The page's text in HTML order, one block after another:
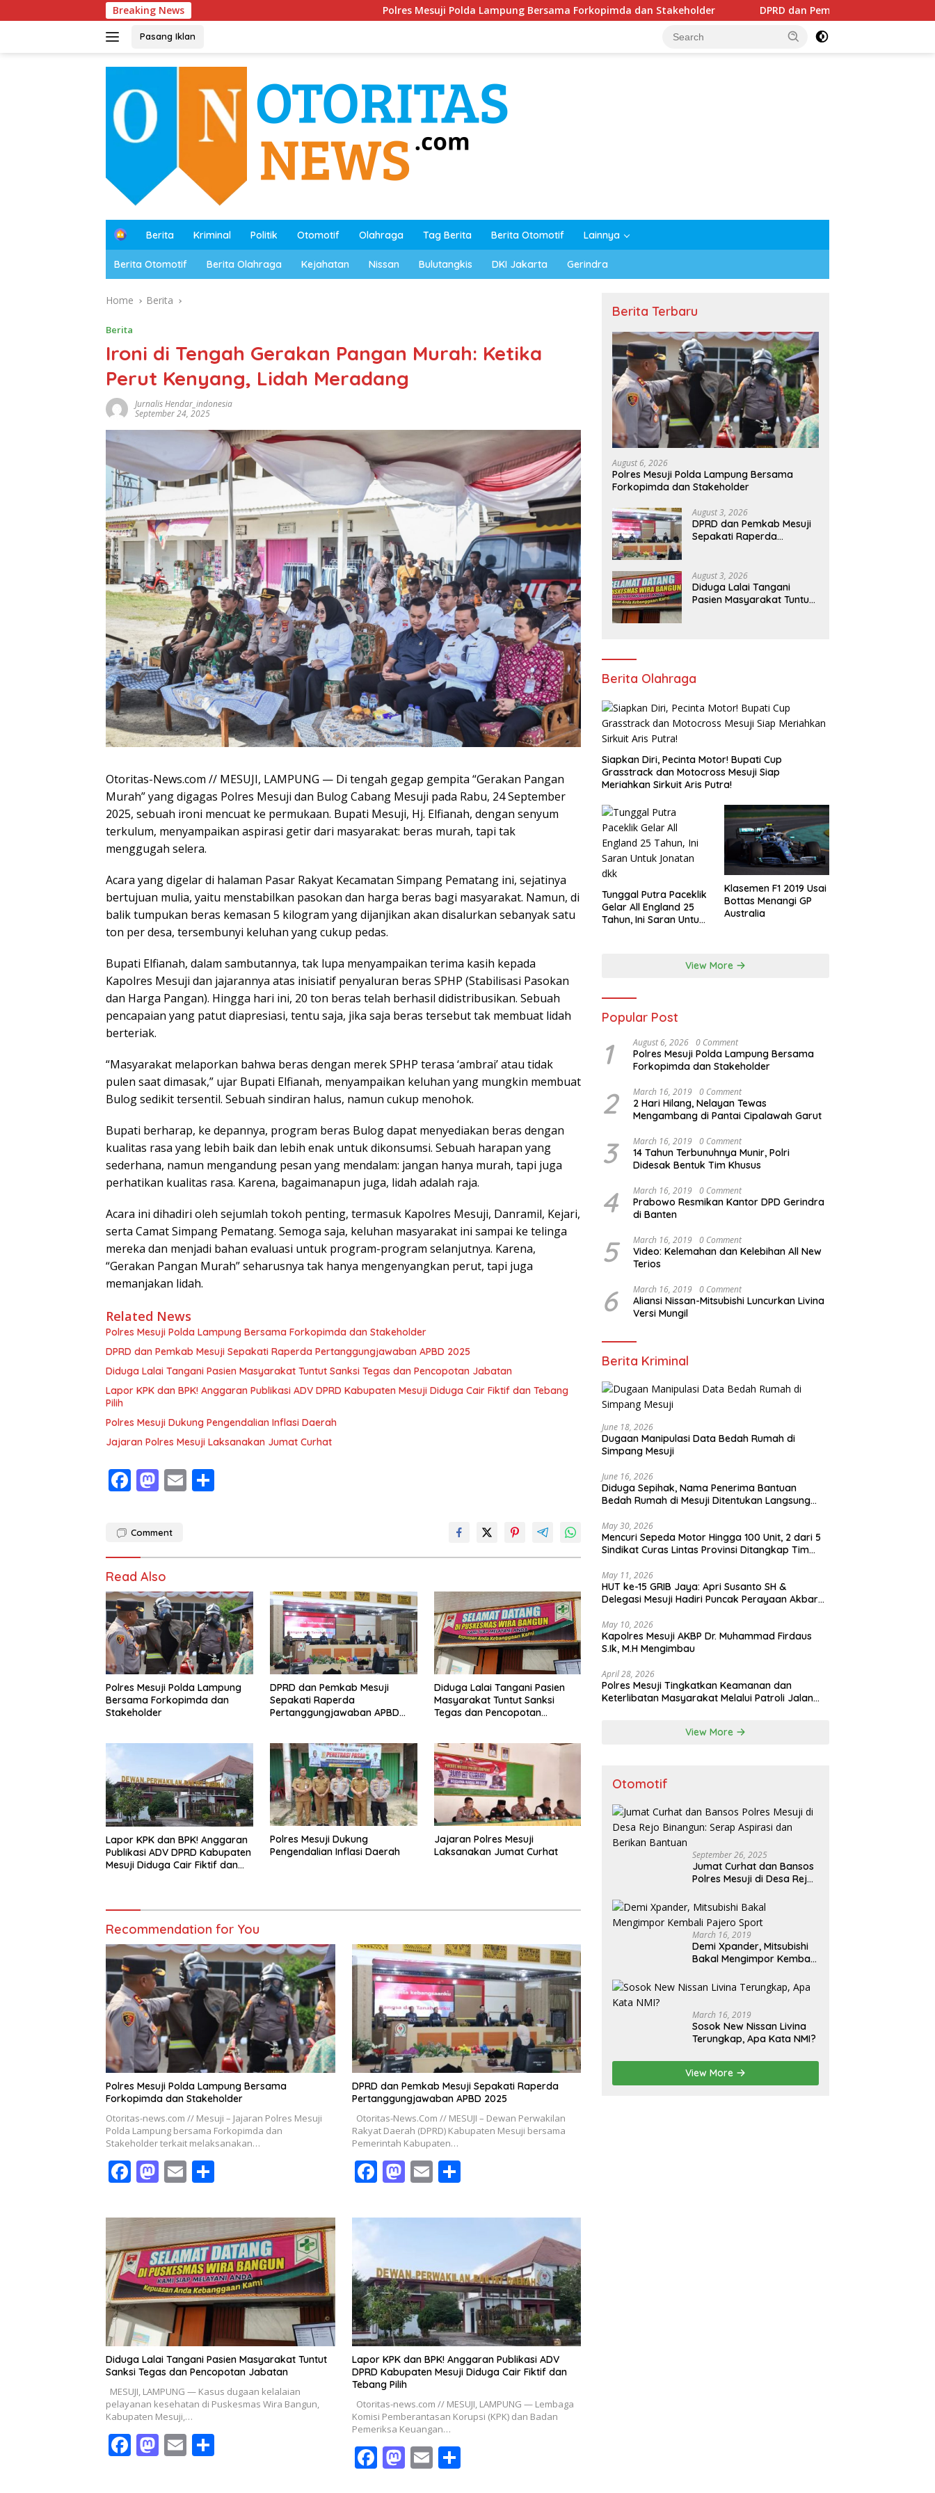
to
Breaking News Polres Mesuji Polda Lampung Bersama Forkopimda dan Stakeholder DPRD dan Pemkab Mesuji Sepakati Raperda
Pasang Iklan
B
a
d
Berita Kriminal Politik Otomotif Olahraga Tag Berita Berita Otomotif Lainnya
Berita Otomotif Berita Olahraga Kejahatan Nissan Bulutangkis DKI Jakarta Gerindra
Home Berita
Berita
Ironi di Tengah Gerakan Pangan Murah: Ketika
Perut Kenyang, Lidah Meradang
Jurnalis Hendar_indonesia
September 24, 2025
Otoritas-News.com // MESUJI, LAMPUNG — Di tengah gegap gempita “Gerakan Pangan
Murah” yang digagas Polres Mesuji dan Bulog Cabang Mesuji pada Rabu, 24 September
2025, sebuah ironi mencuat ke permukaan. Bupati Mesuji, Hj. Elfianah, dengan senyum
terkulum, menyampaikan aspirasi getir dari masyarakat: beras murah, tapi tak
menggugah selera.
Acara yang digelar di halaman Pasar Rakyat Kecamatan Simpang Pematang ini, sejatinya
bertujuan mulia, yaitu menstabilkan pasokan dan harga beras bagi masyarakat. Namun, di
balik tumpukan beras kemasan 5 kilogram yang dijanjikan akan disalurkan sebanyak satu
ton per desa, tersembunyi keluhan yang cukup pedas.
Bupati Elfianah, dalam sambutannya, tak lupa menyampaikan terima kasih kepada
Kapolres Mesuji dan jajarannya atas inisiatif penyaluran beras SPHP (Stabilisasi Pasokan
dan Harga Pangan). Hingga hari ini, 20 ton beras telah berhasil didistribusikan. Sebuah
pencapaian yang patut diapresiasi, tentu saja, jika saja beras tersebut tak membuat lidah
berteriak.
“Masyarakat melaporkan bahwa beras dengan merek SPHP terasa ‘ambrai’ atau tidak
pulen saat dimasak,” ujar Bupati Elfianah, menyampaikan keluhan yang mungkin membuat
Bulog sedikit tersentil. Sebuah sindiran halus, namun cukup menohok.
Bupati berharap, ke depannya, program beras Bulog dapat menyediakan beras dengan
kualitas rasa yang lebih baik dan lebih enak untuk dikonsumsi. Sebuah harapan yang
sederhana, namun mengandung pesan yang mendalam: jangan hanya murah, tapi juga
perhatikan kualitas rasa. Karena, bagaimanapun juga, lidah adalah raja.
Acara ini dihadiri oleh sejumlah tokoh penting, termasuk Kapolres Mesuji, Danramil, Kejari,
serta Camat Simpang Pematang. Semoga saja, keluhan masyarakat ini sampai ke telinga
mereka dan menjadi bahan evaluasi untuk program-program selanjutnya. Karena,
“Gerakan Pangan Murah” seharusnya tak hanya mengenyangkan perut, tapi juga
memanjakan lidah.
Related News
Polres Mesuji Polda Lampung Bersama Forkopimda dan Stakeholder
DPRD dan Pemkab Mesuji Sepakati Raperda Pertanggungjawaban APBD 2025
Diduga Lalai Tangani Pasien Masyarakat Tuntut Sanksi Tegas dan Pencopotan Jabatan
Lapor KPK dan BPK! Anggaran Publikasi ADV DPRD Kabupaten Mesuji Diduga Cair Fiktif dan Tebang
Pilih
Polres Mesuji Dukung Pengendalian Inflasi Daerah
Jajaran Polres Mesuji Laksanakan Jumat Curhat
F
e
o
o
k
M
to
o
n
E
Comment
Read Also
Polres Mesuji Polda Lampung
Bersama Forkopimda dan
Stakeholder
DPRD dan Pemkab Mesuji
Sepakati Raperda
Pertanggungjawaban APBD
Diduga Lalai Tangani Pasien
Masyarakat Tuntut Sanksi
Tegas dan Pencopotan
Lapor KPK dan BPK! Anggaran
Publikasi ADV DPRD Kabupaten
Mesuji Diduga Cair Fiktif dan
Polres Mesuji Dukung
Pengendalian Inflasi Daerah
Jajaran Polres Mesuji
Laksanakan Jumat Curhat
Recommendation for You
Polres Mesuji Polda Lampung Bersama
Forkopimda dan Stakeholder
Otoritas-news.com // Mesuji – Jajaran Polres Mesuji
Polda Lampung bersama Forkopimda dan
Stakeholder terkait melaksanakan…
F
e
b
o
o
k
M
to
d
o
n
E
ai
l
ar
e
DPRD dan Pemkab Mesuji Sepakati Raperda
Pertanggungjawaban APBD 2025
Otoritas-News.Com // MESUJI – Dewan Perwakilan
Rakyat Daerah (DPRD) Kabupaten Mesuji bersama
Pemerintah Kabupaten…
F
e
o
o
k
M
to
n
E
ai
S
ar
Diduga Lalai Tangani Pasien Masyarakat Tuntut
Sanksi Tegas dan Pencopotan Jabatan
MESUJI, LAMPUNG — Kasus dugaan kelalaian
pelayanan kesehatan di Puskesmas Wira Bangun,
Kabupaten Mesuji,…
F M E
Lapor KPK dan BPK! Anggaran Publikasi ADV
DPRD Kabupaten Mesuji Diduga Cair Fiktif dan
Tebang Pilih
Otoritas-news.com // MESUJI, LAMPUNG — Lembaga
Komisi Pemberantasan Korupsi (KPK) dan Badan
Pemeriksa Keuangan…
F M E S
Berita Terbaru
August 6, 2026
Polres Mesuji Polda Lampung Bersama
Forkopimda dan Stakeholder
August 3, 2026
DPRD dan Pemkab Mesuji
Sepakati Raperda
August 3, 2026
Diduga Lalai Tangani
Pasien Masyarakat Tuntut
Berita Olahraga
Siapkan Diri, Pecinta Motor! Bupati Cup
Grasstrack dan Motocross Mesuji Siap
Meriahkan Sirkuit Aris Putra!
Tunggal Putra Paceklik
Gelar All England 25
Tahun, Ini Saran Untuk
Klasemen F1 2019 Usai
Bottas Menangi GP
Australia
View More
Popular Post
1 August 6, 2026 0 Comment
Polres Mesuji Polda Lampung Bersama
Forkopimda dan Stakeholder
2 March 16, 2019 0 Comment
2 Hari Hilang, Nelayan Tewas
Mengambang di Pantai Cipalawah Garut
3 March 16, 2019 0 Comment
14 Tahun Terbunuhnya Munir, Polri
Didesak Bentuk Tim Khusus
4 March 16, 2019 0 Comment
Prabowo Resmikan Kantor DPD Gerindra
di Banten
5 March 16, 2019 0 Comment
Video: Kelemahan dan Kelebihan All New
Terios
6 March 16, 2019 0 Comment
Aliansi Nissan-Mitsubishi Luncurkan Livina
Versi Mungil
Berita Kriminal
June 18, 2026
Dugaan Manipulasi Data Bedah Rumah di
Simpang Mesuji
June 16, 2026
Diduga Sepihak, Nama Penerima Bantuan
Bedah Rumah di Mesuji Ditentukan Langsung
May 30, 2026
Mencuri Sepeda Motor Hingga 100 Unit, 2 dari 5
Sindikat Curas Lintas Provinsi Ditangkap Tim
May 11, 2026
HUT ke-15 GRIB Jaya: Apri Susanto SH &
Delegasi Mesuji Hadiri Puncak Perayaan Akbar
May 10, 2026
Kapolres Mesuji AKBP Dr. Muhammad Firdaus
S.Ik, M.H Mengimbau
April 28, 2026
Polres Mesuji Tingkatkan Keamanan dan
Keterlibatan Masyarakat Melalui Patroli Jalan
View More
Otomotif
September 26, 2025
Jumat Curhat dan Bansos
Polres Mesuji di Desa Rejo
dan Berikan Bantuan
March 16, 2019
Demi Xpander, Mitsubishi
Bakal Mengimpor Kembali
March 16, 2019
Sosok New Nissan Livina
Terungkap, Apa Kata NMI?
View More